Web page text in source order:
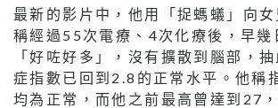
最新的影片中，他用「捉螞蟻」向女
稱經過55次電療、4次化療後，早幾
「好咗好多」，沒有擴散到腦部，
症指數已回到2.8的正常水平。他稱
均為正常，而他之前最高曾達到27